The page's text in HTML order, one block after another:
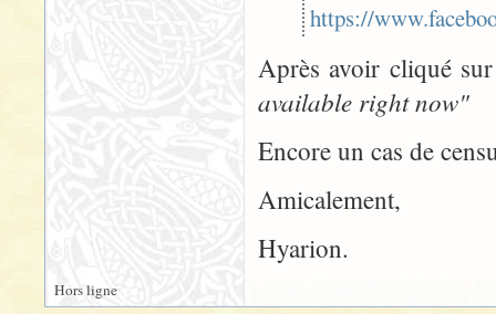
https://
Après avoir cliqué
available right now"
Encore un cas de
Amicalement,
Hyarion.
Hors ligne